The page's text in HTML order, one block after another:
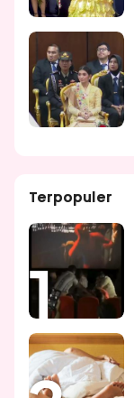
Terpopuler